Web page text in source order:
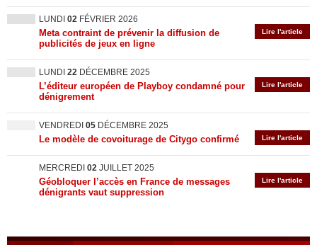
LUNDI 02 FÉVRIER 2026
Lire l'article
Meta contraint de prévenir la diffusion de
publicités de jeux en ligne
LUNDI 22 DÉCEMBRE 2025
Lire l'article
L’éditeur européen de Playboy condamné pour
dénigrement
VENDREDI 05 DÉCEMBRE 2025
Lire l'article
Le modèle de covoiturage de Citygo confirmé
MERCREDI 02 JUILLET 2025
Lire l'article
Géobloquer l’accès en France de messages
dénigrants vaut suppression